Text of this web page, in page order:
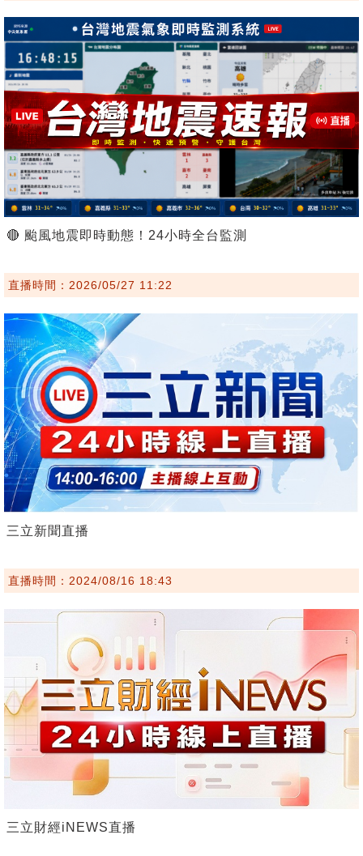
🔴 颱風地震即時動態！24小時全台監測
直播時間：2026/05/27 11:22
三立新聞直播
直播時間：2024/08/16 18:43
三立財經iNEWS直播